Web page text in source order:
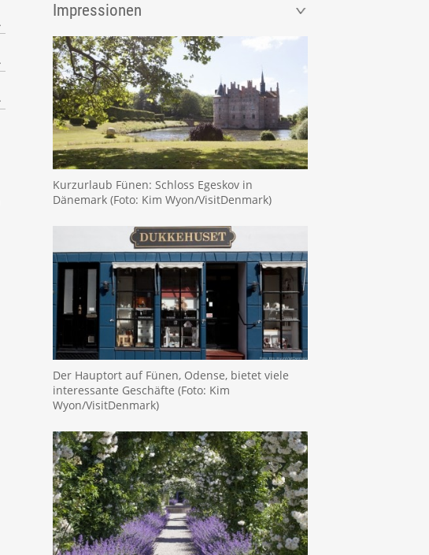
Impressionen
Kurzurlaub Fünen: Schloss Egeskov in
Dänemark (Foto: Kim Wyon/VisitDenmark)
Der Hauptort auf Fünen, Odense, bietet viele
interessante Geschäfte (Foto: Kim
Wyon/VisitDenmark)